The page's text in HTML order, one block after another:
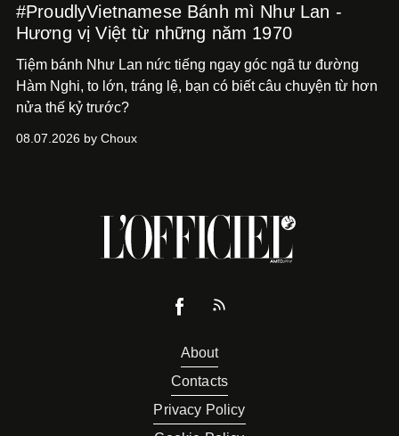
#ProudlyVietnamese Bánh mì Như Lan -
Hương vị Việt từ những năm 1970
Tiệm bánh Như Lan nức tiếng ngay góc ngã tư đường
Hàm Nghi, to lớn, tráng lệ, bạn có biết câu chuyện từ hơn
nửa thế kỷ trước?
08.07.2026 by Choux
About
Contacts
Privacy Policy